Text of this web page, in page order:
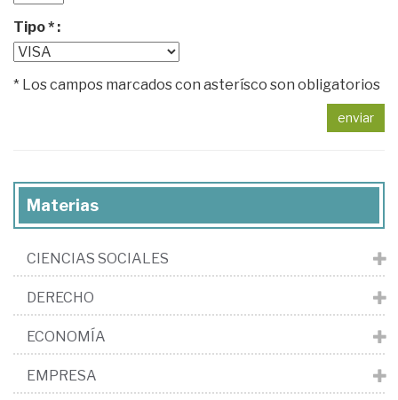
Tipo * :
* Los campos marcados con asterísco son obligatorios
enviar
Materias
CIENCIAS SOCIALES
DERECHO
ECONOMÍA
EMPRESA